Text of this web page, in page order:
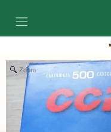
Zoom